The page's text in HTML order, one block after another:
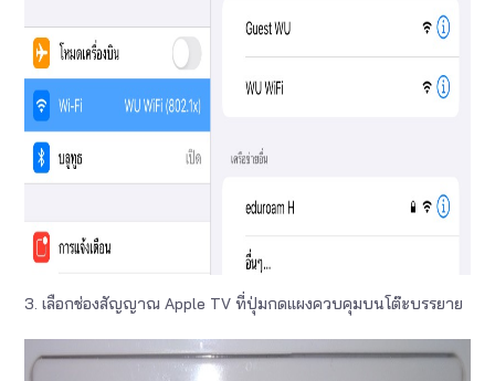
3. เลือกช่องสัญญาณ Apple TV ที่ปุ่มกดแผงควบคุมบนโต๊ะบรรยาย